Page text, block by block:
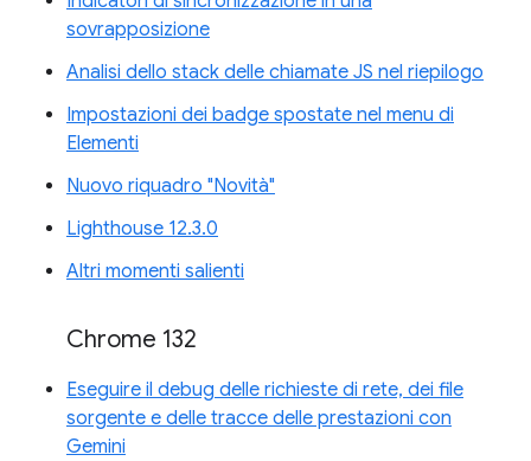
sovrapposizione
Analisi dello stack delle chiamate JS nel riepilogo
Impostazioni dei badge spostate nel menu di
Elementi
Nuovo riquadro "Novità"
Lighthouse 12.3.0
Altri momenti salienti
Chrome 132
Eseguire il debug delle richieste di rete, dei file
sorgente e delle tracce delle prestazioni con
Gemini